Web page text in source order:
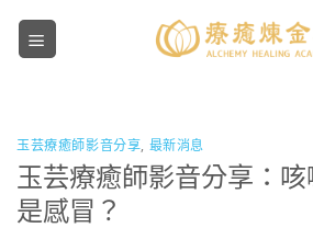
Skip
玉芸療癒師影音分享 最新消息
玉芸療癒師影音分享：
是感冒？